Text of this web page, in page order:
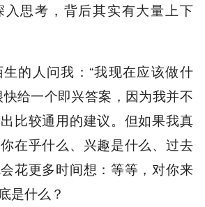
入思考，背后其实有大量上下
的人问我：“我现在应该做什
快给一个即兴答案，因为我并不
比较通用的建议。但如果我真
在乎什么、兴趣是什么、过去
花更多时间想：等等，对你来
是什么？